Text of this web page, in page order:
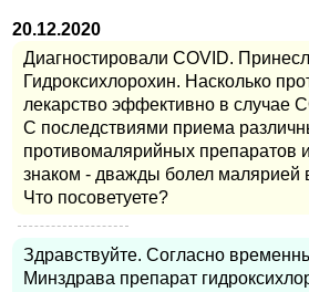
20.12.2020
Диагностировали COVID.
Гидроксихлорохин. Насколько
лекарство эффективно в случае
С последствиями приема
противомалярийных препаратов
знаком - дважды болел малярией
Что посоветуете?
Здравствуйте. Согласно
Минздрава препарат